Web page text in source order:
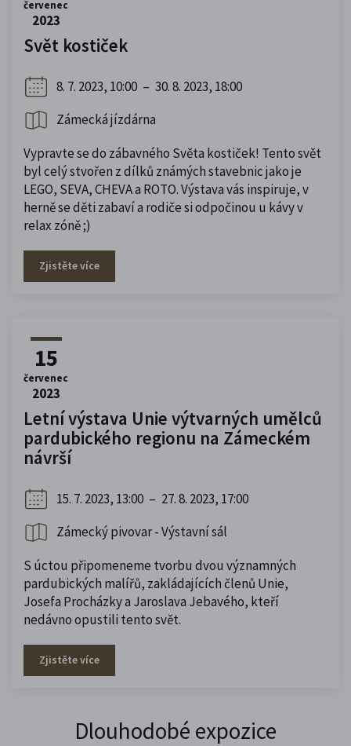
červenec
2023
Svět kostiček
8. 7. 2023, 10:00 – 30. 8. 2023, 18:00
Zámecká jízdárna
Vypravte se do zábavného Světa kostiček! Tento svět
byl celý stvořen z dílků známých stavebnic jako je
LEGO, SEVA, CHEVA a ROTO. Výstava vás inspiruje, v
herně se děti zabaví a rodiče si odpočinou u kávy v
relax zóně ;)
Zjistěte více
15
červenec
2023
Letní výstava Unie výtvarných umělců
pardubického regionu na Zámeckém
návrší
15. 7. 2023, 13:00 – 27. 8. 2023, 17:00
Zámecký pivovar - Výstavní sál
S úctou připomeneme tvorbu dvou významných
pardubických malířů, zakládajících členů Unie,
Josefa Procházky a Jaroslava Jebavého, kteří
nedávno opustili tento svět.
Zjistěte více
Dlouhodobé expozice